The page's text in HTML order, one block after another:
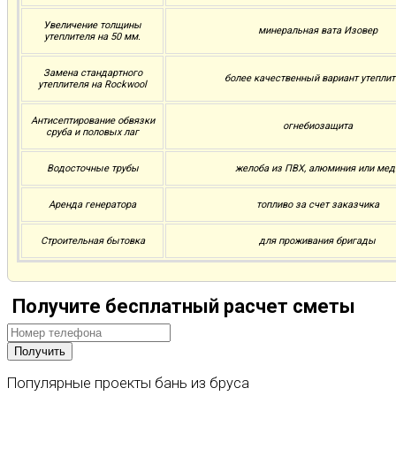
Увеличение толщины
утеплителя на 50 мм.
минеральная вата Изовер
Замена стандартного
утеплителя на Rockwool
более качественный вариант
Антисептирование обвязки
сруба и половых лаг
огнебиозащита
Водосточные трубы желоба из ПВХ, алюминия или
Аренда генератора топливо за счет заказчика
Строительная бытовка для проживания бригады
Получите бесплатный расчет сметы
Популярные проекты бань из бруса